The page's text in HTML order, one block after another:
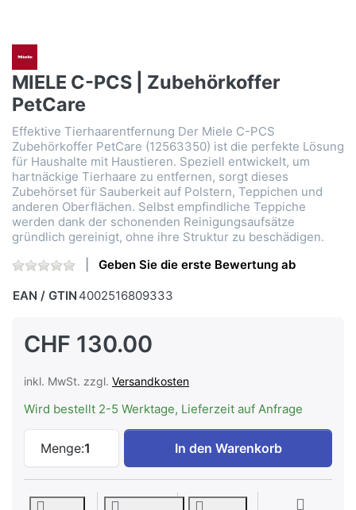
MIELE C-PCS | Zubehörkoffer
PetCare
Effektive Tierhaarentfernung Der Miele C-PCS
Zubehörkoffer PetCare (12563350) ist die perfekte Lösung
für Haushalte mit Haustieren. Speziell entwickelt, um
hartnäckige Tierhaare zu entfernen, sorgt dieses
Zubehörset für Sauberkeit auf Polstern, Teppichen und
anderen Oberflächen. Selbst empfindliche Teppiche
werden dank der schonenden Reinigungsaufsätze
gründlich gereinigt, ohne ihre Struktur zu beschädigen.
Geben Sie die erste Bewertung ab
EAN / GTIN 4002516809333
CHF 130.00
inkl. MwSt. zzgl. Versandkosten
Wird bestellt 2-5 Werktage, Lieferzeit auf Anfrage
Menge:1
MIELE C-PCS | Zubehörkoffer PetCare
In den Warenkorb